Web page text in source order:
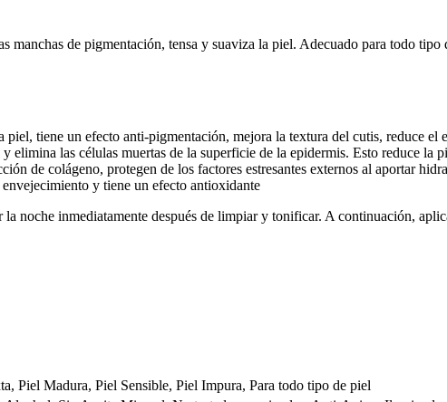
de pigmentación, tensa y suaviza la piel. Adecuado para todo
tiene un efecto anti-pigmentación, mejora la textura del cutis, reduce el
elimina las células muertas de la superficie de la epidermis. Esto reduce la
de colágeno, protegen de los factores estresantes externos al aportar
y tiene un efecto antioxidante
noche inmediatamente después de limpiar y tonificar. A continuación,
Piel Madura, Piel Sensible, Piel Impura, Para todo tipo de piel